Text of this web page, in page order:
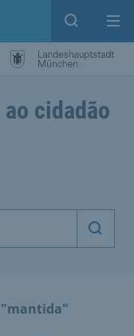
Open
cidadão
"mantida"